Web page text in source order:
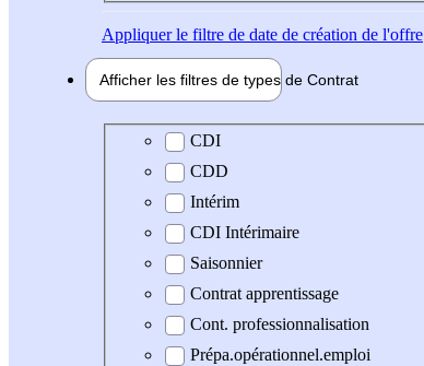
Appliquerle filtre de date de création de l'offre
Afficher les filtres de types de Contrat
Type de contrat
CDI
CDD
Intérim
CDI Intérimaire
Saisonnier
Contrat apprentissage
Cont. professionnalisation
Prépa.opérationnel.emploi